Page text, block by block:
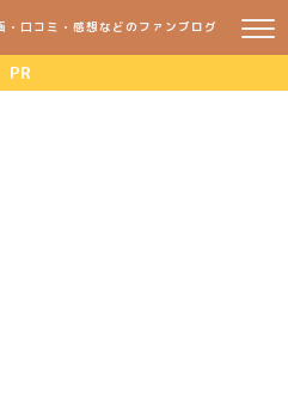
・口コミ・感想などのファンブログ
PR